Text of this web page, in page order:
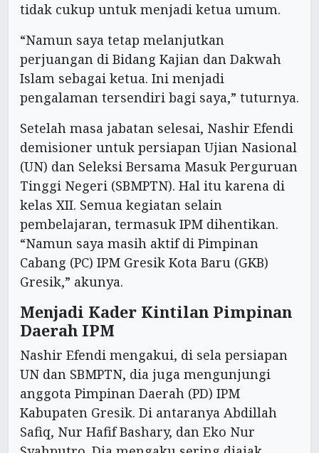
tidak cukup untuk menjadi ketua umum.
“Namun saya tetap melanjutkan
perjuangan di Bidang Kajian dan Dakwah
Islam sebagai ketua. Ini menjadi
pengalaman tersendiri bagi saya,” tuturnya.
Setelah masa jabatan selesai, Nashir Efendi
demisioner untuk persiapan Ujian Nasional
(UN) dan Seleksi Bersama Masuk Perguruan
Tinggi Negeri (SBMPTN). Hal itu karena di
kelas XII. Semua kegiatan selain
pembelajaran, termasuk IPM dihentikan.
“Namun saya masih aktif di Pimpinan
Cabang (PC) IPM Gresik Kota Baru (GKB)
Gresik,” akunya.
Menjadi Kader Kintilan Pimpinan
Daerah IPM
Nashir Efendi mengakui, di sela persiapan
UN dan SBMPTN, dia juga mengunjungi
anggota Pimpinan Daerah (PD) IPM
Kabupaten Gresik. Di antaranya Abdillah
Safiq, Nur Hafif Bashary, dan Eko Nur